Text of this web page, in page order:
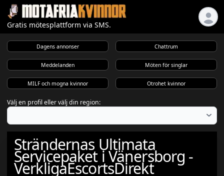
Gratis mötesplattform via SMS.
Dagens annonser Chattrum
Meddelanden Möten för singlar
MILF och mogna kvinnor Otrohet kvinnor
Välj en profil eller välj din region:
Strändernas Ultimata
Servicepaket i Vänersborg -
VerkligaEscortsDirekt